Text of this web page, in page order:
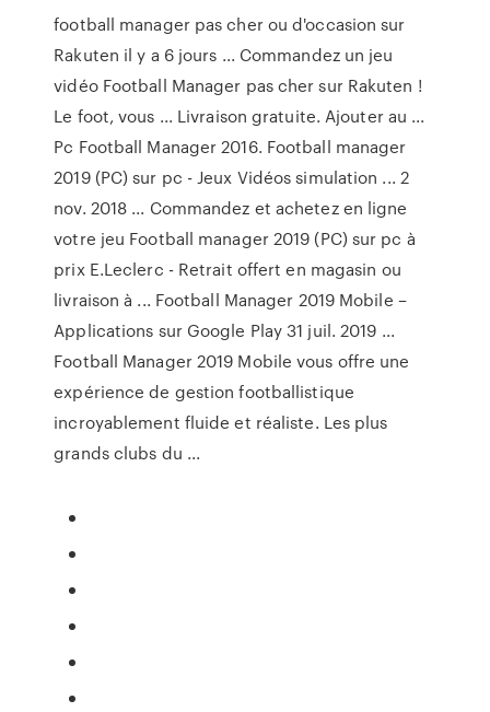
football manager pas cher ou d'occasion sur
Rakuten il y a 6 jours ... Commandez un jeu
vidéo Football Manager pas cher sur Rakuten !
Le foot, vous ... Livraison gratuite. Ajouter au ...
Pc Football Manager 2016. Football manager
2019 (PC) sur pc - Jeux Vidéos simulation ... 2
nov. 2018 ... Commandez et achetez en ligne
votre jeu Football manager 2019 (PC) sur pc à
prix E.Leclerc - Retrait offert en magasin ou
livraison à ... Football Manager 2019 Mobile –
Applications sur Google Play 31 juil. 2019 ...
Football Manager 2019 Mobile vous offre une
expérience de gestion footballistique
incroyablement fluide et réaliste. Les plus
grands clubs du ...